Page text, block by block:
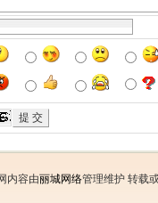
内容由丽城网络管理维护 转载